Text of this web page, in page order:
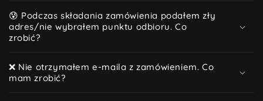
😰 Podczas składania zamówienia podałem zły
adres/nie wybrałem punktu odbioru. Co
zrobić?
❌ Nie otrzymałem e-maila z zamówieniem. Co
mam zrobić?